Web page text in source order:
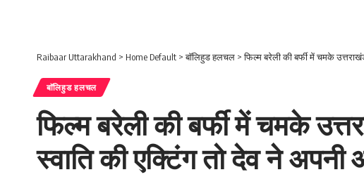
Raibaar Uttarakhand > Home Default >बाॅलिहुड हलचल >फिल्म बरेली की बर्फी में चमके
बाॅलिहुड हलचल
फिल्म बरेली की बर्फी में चमके
स्वाति की एक्टिंग तो देव ने